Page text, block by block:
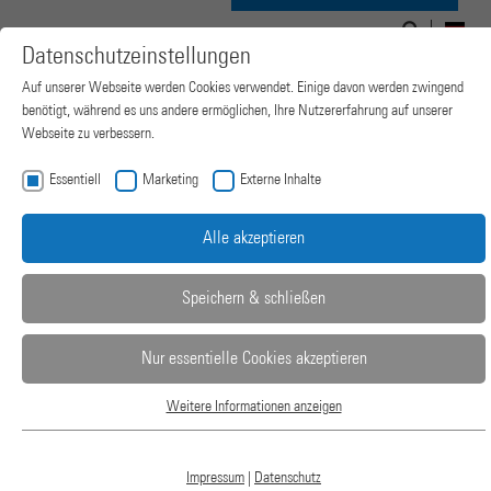
Suchformular
Suchen
Navigation
2-SÄULEN
LABORPRESSEN
Datenschutzeinstellungen
Auf unserer Webseite werden Cookies verwendet. Einige davon werden zwingend
benötigt, während es uns andere ermöglichen, Ihre Nutzererfahrung auf unserer
Webseite zu verbessern.
Essentiell Marketing Externe Inhalte
Alle akzeptieren
Speichern & schließen
Nur essentielle Cookies akzeptieren
Dadurch ist gewährleistet, dass die Webseite einwandfrei funktioniert.
Weitere Informationen anzeigen
Impressum Datenschutz